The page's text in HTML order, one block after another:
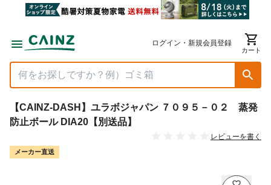
ログイン・新規会員登録
カート
【CAINZ-DASH】ユラボジャパン ７０９５－０２ 蒸発
防止ボール DIA20【別送品】
レビューを書く
メーカー直送